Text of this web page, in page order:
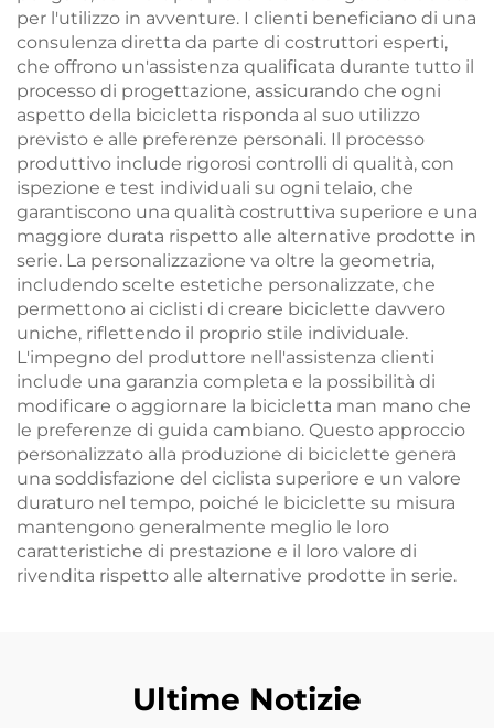
per l'utilizzo in avventure. I clienti beneficiano di una
consulenza diretta da parte di costruttori esperti,
che offrono un'assistenza qualificata durante tutto il
processo di progettazione, assicurando che ogni
aspetto della bicicletta risponda al suo utilizzo
previsto e alle preferenze personali. Il processo
produttivo include rigorosi controlli di qualità, con
ispezione e test individuali su ogni telaio, che
garantiscono una qualità costruttiva superiore e una
maggiore durata rispetto alle alternative prodotte in
serie. La personalizzazione va oltre la geometria,
includendo scelte estetiche personalizzate, che
permettono ai ciclisti di creare biciclette davvero
uniche, riflettendo il proprio stile individuale.
L'impegno del produttore nell'assistenza clienti
include una garanzia completa e la possibilità di
modificare o aggiornare la bicicletta man mano che
le preferenze di guida cambiano. Questo approccio
personalizzato alla produzione di biciclette genera
una soddisfazione del ciclista superiore e un valore
duraturo nel tempo, poiché le biciclette su misura
mantengono generalmente meglio le loro
caratteristiche di prestazione e il loro valore di
rivendita rispetto alle alternative prodotte in serie.
Ultime Notizie